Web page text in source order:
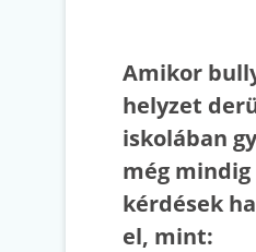
Amikor
helyzet
iskolában
még mindig
kérdések
el, mint: